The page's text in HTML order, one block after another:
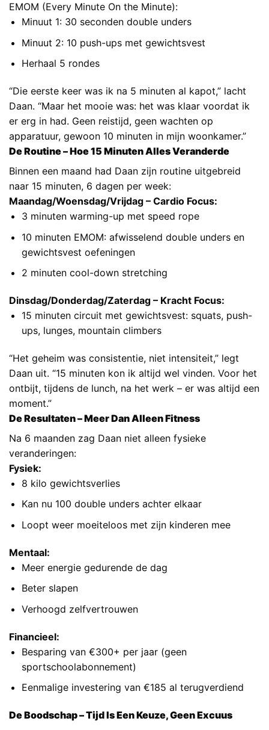
EMOM (Every Minute On the Minute):
Minuut 1: 30 seconden double unders
Minuut 2: 10 push-ups met gewichtsvest
Herhaal 5 rondes
“Die eerste keer was ik na 5 minuten al kapot,” lacht
Daan. “Maar het mooie was: het was klaar voordat ik
er erg in had. Geen reistijd, geen wachten op
apparatuur, gewoon 10 minuten in mijn woonkamer.”
De Routine – Hoe 15 Minuten Alles Veranderde
Binnen een maand had Daan zijn routine uitgebreid
naar 15 minuten, 6 dagen per week:
Maandag/Woensdag/Vrijdag – Cardio Focus:
3 minuten warming-up met speed rope
10 minuten EMOM: afwisselend double unders en
gewichtsvest oefeningen
2 minuten cool-down stretching
Dinsdag/Donderdag/Zaterdag – Kracht Focus:
15 minuten circuit met gewichtsvest: squats, push-
ups, lunges, mountain climbers
“Het geheim was consistentie, niet intensiteit,” legt
Daan uit. “15 minuten kon ik altijd wel vinden. Voor het
ontbijt, tijdens de lunch, na het werk – er was altijd een
moment.”
De Resultaten – Meer Dan Alleen Fitness
Na 6 maanden zag Daan niet alleen fysieke
veranderingen:
Fysiek:
8 kilo gewichtsverlies
Kan nu 100 double unders achter elkaar
Loopt weer moeiteloos met zijn kinderen mee
Mentaal:
Meer energie gedurende de dag
Beter slapen
Verhoogd zelfvertrouwen
Financieel:
Besparing van €300+ per jaar (geen
sportschoolabonnement)
Eenmalige investering van €185 al terugverdiend
De Boodschap – Tijd Is Een Keuze, Geen Excuus